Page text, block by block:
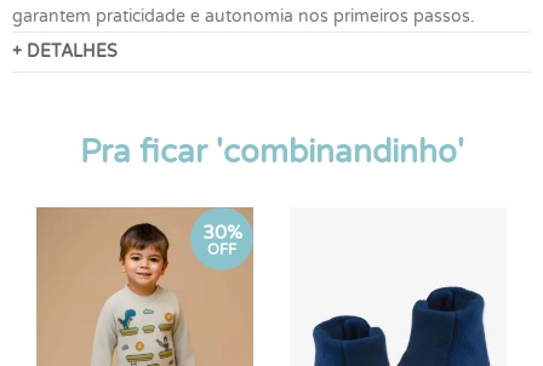
garantem praticidade e autonomia nos primeiros passos.
+ DETALHES
Pra ficar 'combinandinho'
30%
OFF